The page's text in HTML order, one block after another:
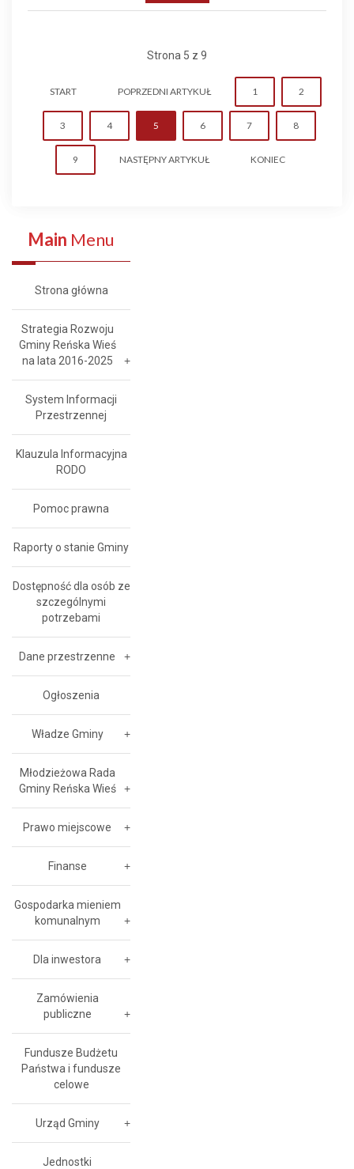
Strona 5 z 9
START POPRZEDNI ARTYKUŁ 1 2
3 4 5 6 7 8
9 NASTĘPNY ARTYKUŁ KONIEC
Main Menu
Strona główna
Strategia Rozwoju
Gminy Reńska Wieś
na lata 2016-2025
System Informacji
Przestrzennej
Klauzula Informacyjna
RODO
Pomoc prawna
Raporty o stanie Gminy
Dostępność dla osób ze
szczególnymi
potrzebami
Dane przestrzenne
Ogłoszenia
Władze Gminy
Młodzieżowa Rada
Gminy Reńska Wieś
Prawo miejscowe
Finanse
Gospodarka mieniem
komunalnym
Dla inwestora
Zamówienia
publiczne
Fundusze Budżetu
Państwa i fundusze
celowe
Urząd Gminy
Jednostki